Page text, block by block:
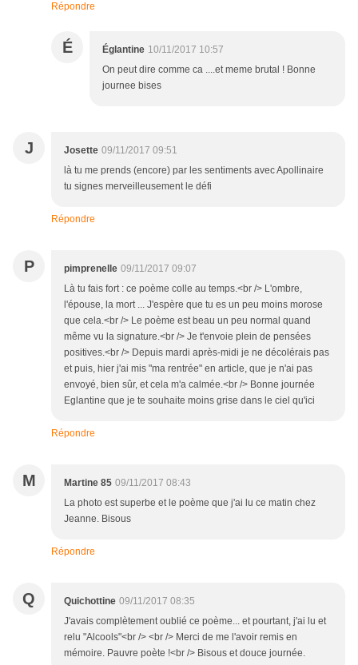
Répondre
É Églantine 10/11/2017 10:57
On peut dire comme ca ....et meme brutal ! Bonne
journee bises
J Josette 09/11/2017 09:51
là tu me prends (encore) par les sentiments avec Apollinaire
tu signes merveilleusement le défi
Répondre
P pimprenelle 09/11/2017 09:07
Là tu fais fort : ce poème colle au temps.<br /> L'ombre,
l'épouse, la mort ... J'espère que tu es un peu moins morose
que cela.<br /> Le poème est beau un peu normal quand
même vu la signature.<br /> Je t'envoie plein de pensées
positives.<br /> Depuis mardi après-midi je ne décolérais pas
et puis, hier j'ai mis "ma rentrée" en article, que je n'ai pas
envoyé, bien sûr, et cela m'a calmée.<br /> Bonne journée
Eglantine que je te souhaite moins grise dans le ciel qu'ici
Répondre
M Martine 85 09/11/2017 08:43
La photo est superbe et le poème que j'ai lu ce matin chez
Jeanne. Bisous
Répondre
Q Quichottine 09/11/2017 08:35
J'avais complètement oublié ce poème... et pourtant, j'ai lu et
relu "Alcools"<br /> <br /> Merci de me l'avoir remis en
mémoire. Pauvre poète !<br /> Bisous et douce journée.